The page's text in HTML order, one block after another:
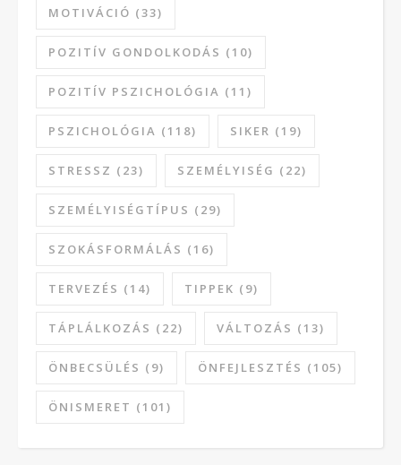
MOTIVÁCIÓ (33)
POZITÍV GONDOLKODÁS (10)
POZITÍV PSZICHOLÓGIA (11)
PSZICHOLÓGIA (118) SIKER (19)
STRESSZ (23) SZEMÉLYISÉG (22)
SZEMÉLYISÉGTÍPUS (29)
SZOKÁSFORMÁLÁS (16)
TERVEZÉS (14) TIPPEK (9)
TÁPLÁLKOZÁS (22) VÁLTOZÁS (13)
ÖNBECSÜLÉS (9) ÖNFEJLESZTÉS (105)
ÖNISMERET (101)